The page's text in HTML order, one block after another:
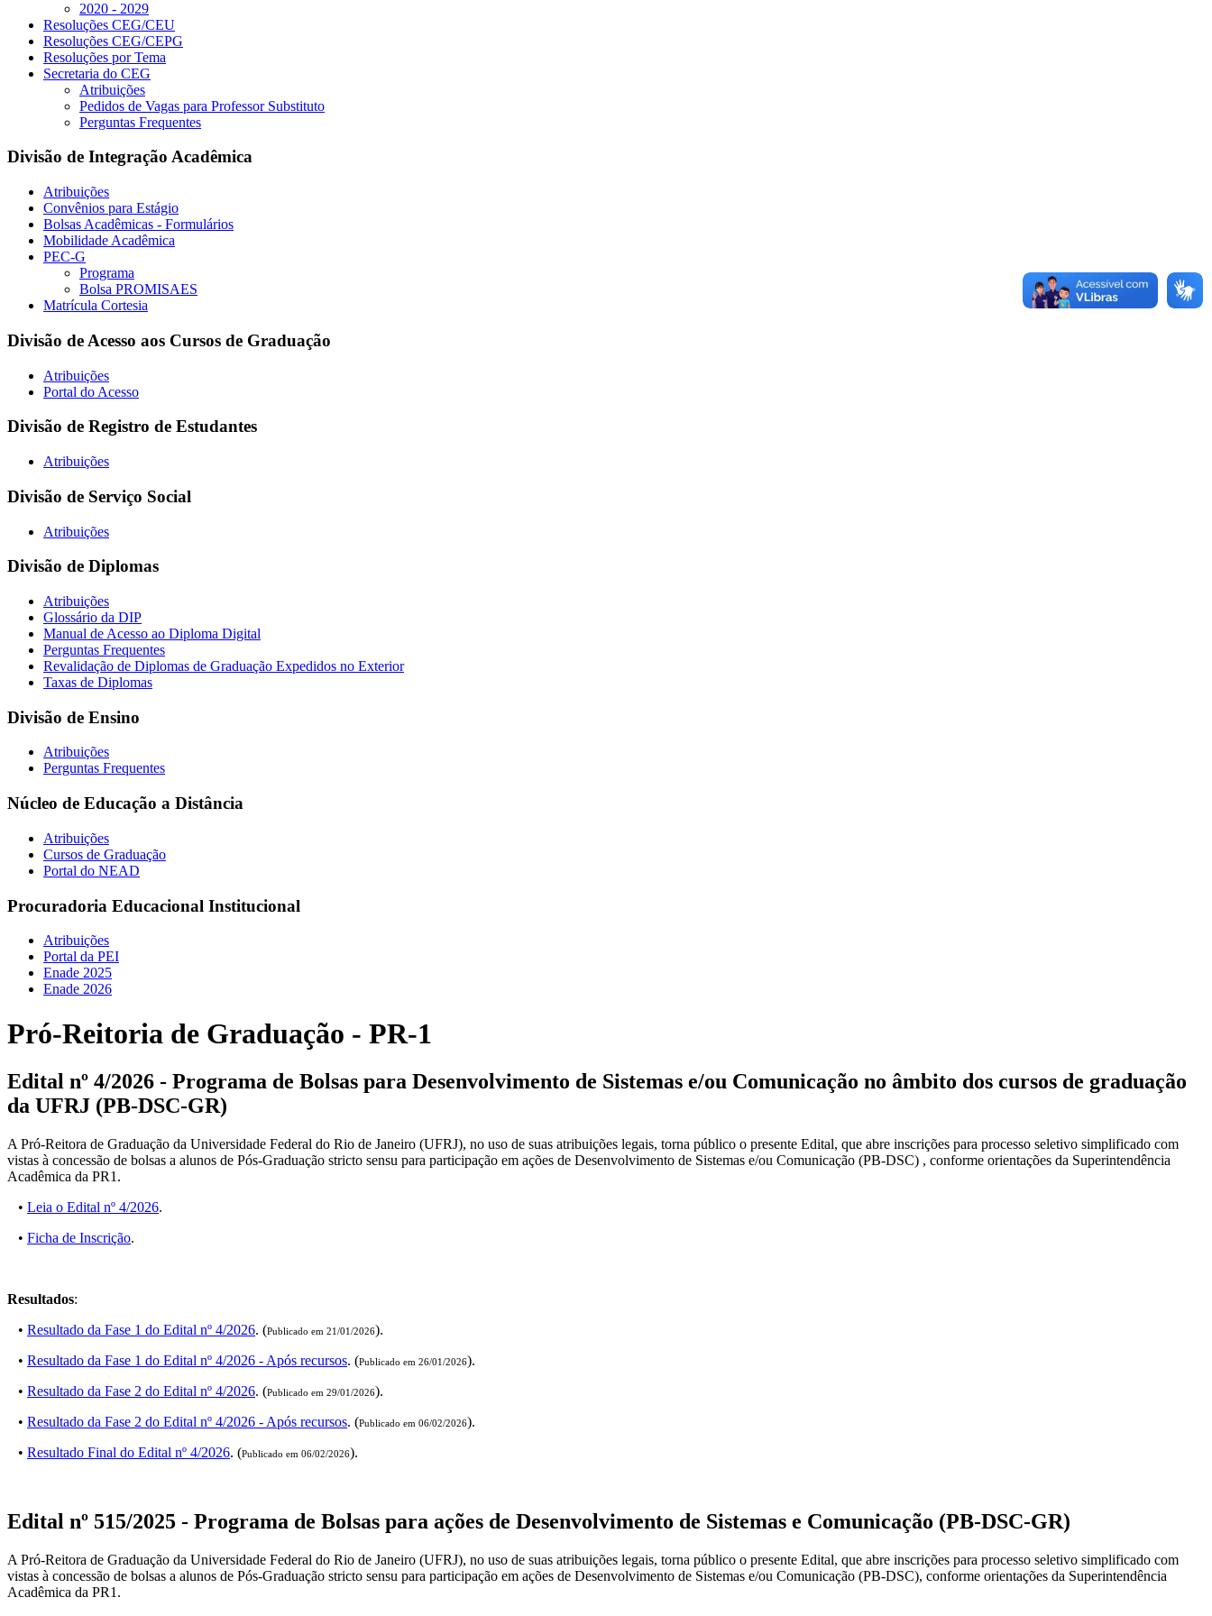
2020 - 2029
Resoluções CEG/CEU
Resoluções CEG/CEPG
Resoluções por Tema
Secretaria do CEG
Atribuições
Pedidos de Vagas para Professor Substituto
Perguntas Frequentes
Divisão de Integração Acadêmica
Atribuições
Convênios para Estágio
Bolsas Acadêmicas - Formulários
Mobilidade Acadêmica
PEC-G
Programa
Bolsa PROMISAES
Matrícula Cortesia
Divisão de Acesso aos Cursos de Graduação
Atribuições
Portal do Acesso
Divisão de Registro de Estudantes
Atribuições
Divisão de Serviço Social
Atribuições
Divisão de Diplomas
Atribuições
Glossário da DIP
Manual de Acesso ao Diploma Digital
Perguntas Frequentes
Revalidação de Diplomas de Graduação Expedidos no Exterior
Taxas de Diplomas
Divisão de Ensino
Atribuições
Perguntas Frequentes
Núcleo de Educação a Distância
Atribuições
Cursos de Graduação
Portal do NEAD
Procuradoria Educacional Institucional
Atribuições
Portal da PEI
Enade 2025
Enade 2026
Pró-Reitoria de Graduação - PR-1
Edital nº 4/2026 - Programa de Bolsas para Desenvolvimento de Sistemas e/ou Comunicação no âmbito dos cursos de graduação
da UFRJ (PB-DSC-GR)
A Pró-Reitora de Graduação da Universidade Federal do Rio de Janeiro (UFRJ), no uso de suas atribuições legais, torna público o presente Edital, que abre inscrições para processo seletivo simplificado com
vistas à concessão de bolsas a alunos de Pós-Graduação stricto sensu para participação em ações de Desenvolvimento de Sistemas e/ou Comunicação (PB-DSC) , conforme orientações da Superintendência
Acadêmica da PR1.
• Leia o Edital nº 4/2026.
• Ficha de Inscrição.
Resultados:
• Resultado da Fase 1 do Edital nº 4/2026. (Publicado em 21/01/2026).
• Resultado da Fase 1 do Edital nº 4/2026 - Após recursos. (Publicado em 26/01/2026).
• Resultado da Fase 2 do Edital nº 4/2026. (Publicado em 29/01/2026).
• Resultado da Fase 2 do Edital nº 4/2026 - Após recursos. (Publicado em 06/02/2026).
• Resultado Final do Edital nº 4/2026. (Publicado em 06/02/2026).
Edital nº 515/2025 - Programa de Bolsas para ações de Desenvolvimento de Sistemas e Comunicação (PB-DSC-GR)
A Pró-Reitora de Graduação da Universidade Federal do Rio de Janeiro (UFRJ), no uso de suas atribuições legais, torna público o presente Edital, que abre inscrições para processo seletivo simplificado com
vistas à concessão de bolsas a alunos de Pós-Graduação stricto sensu para participação em ações de Desenvolvimento de Sistemas e/ou Comunicação (PB-DSC), conforme orientações da Superintendência
Acadêmica da PR1.